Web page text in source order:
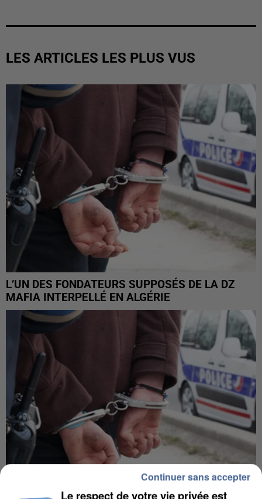
LES ARTICLES LES PLUS VUS
L’UN DES FONDATEURS SUPPOSÉS DE LA DZ
MAFIA INTERPELLÉ EN ALGÉRIE
Le respect de votre vie privée est
Continuer sans accepter